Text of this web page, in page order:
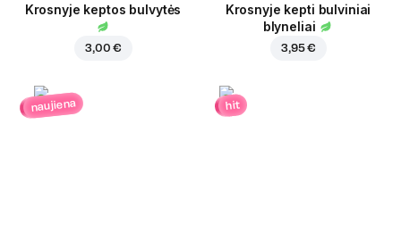
Krosnyje keptos bulvytės
3,00 €
Krosnyje kepti bulviniai
blyneliai
3,95 €
naujiena hit